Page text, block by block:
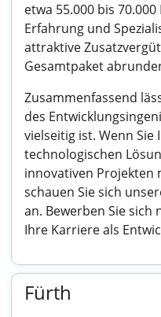
etwa 55.000 bis
Erfahrung und
attraktive
Gesamtpaket
Zusammenfassend
des
vielseitig ist. Wenn Sie
technologischen
innovativen Projekten
schauen Sie sich
an. Bewerben Sie
Ihre Karriere als
Fürth